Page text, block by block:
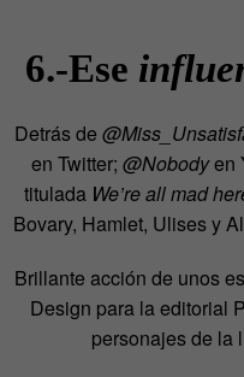
6.-Ese
Detrás de
en Twitter; @Nobodyen
titulada We’re all mad
Bovary, Hamlet, Ulises y
Brillante acción de unos
Design para la editorial
personajes de la